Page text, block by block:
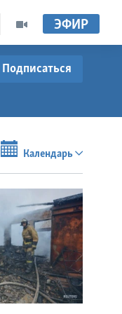
ЭФИР
Подписаться
Календарь